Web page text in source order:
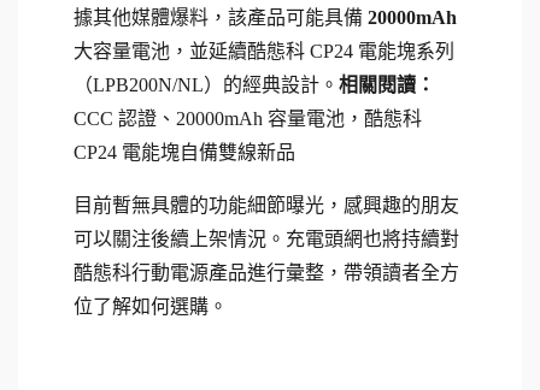
據其他媒體爆料，該產品可能具備 20000mAh
大容量電池，並延續酷態科 CP24 電能塊系列
（LPB200N/NL）的經典設計。 相關閱讀：
CCC 認證、20000mAh 容量電池，酷態科
CP24 電能塊自備雙線新品
目前暫無具體的功能細節曝光，感興趣的朋友
可以關注後續上架情況。充電頭網也將持續對
酷態科行動電源產品進行彙整，帶領讀者全方
位了解如何選購。